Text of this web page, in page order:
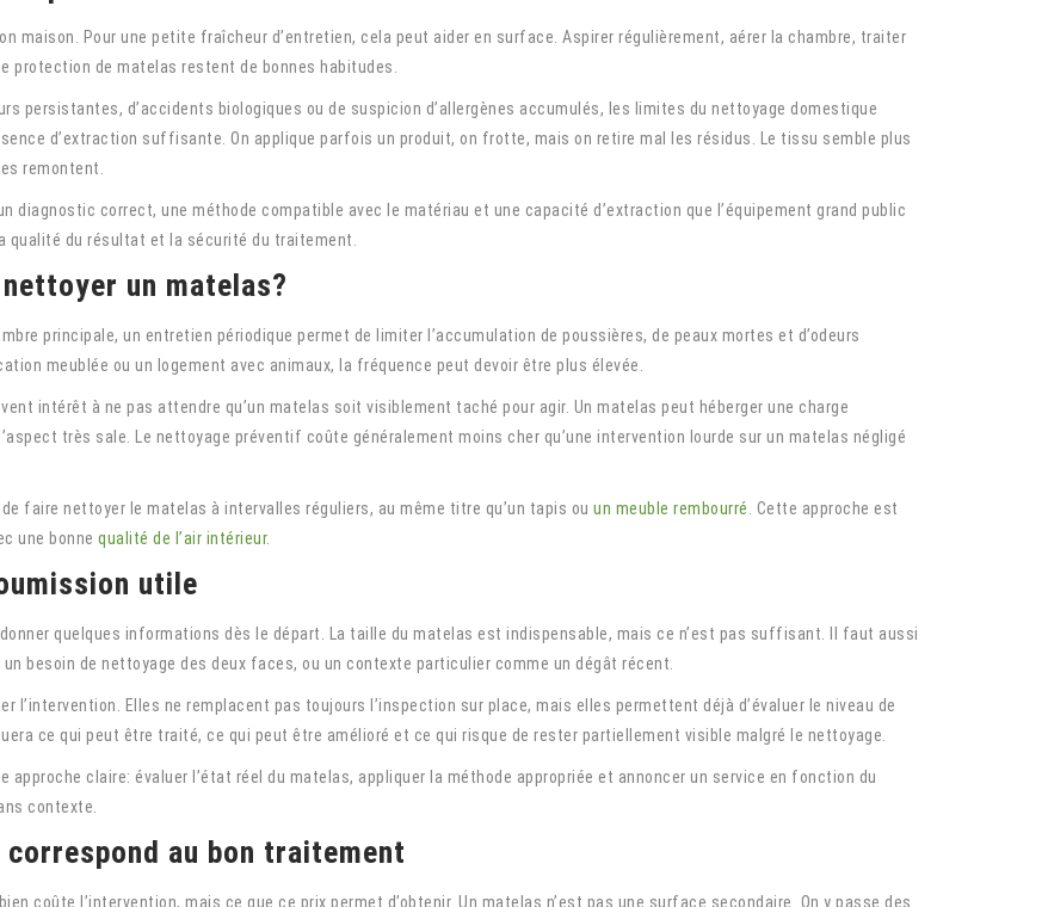
maison. Pour une petite fraîcheur d’entretien, cela peut aider en surface. Aspirer régulièrement, aérer la chambre, traiter
protection de matelas restent de bonnes habitudes.
persistantes, d’accidents biologiques ou de suspicion d’allergènes accumulés, les limites du nettoyage domestique
d’extraction suffisante. On applique parfois un produit, on frotte, mais on retire mal les résidus. Le tissu semble plus
remontent.
diagnostic correct, une méthode compatible avec le matériau et une capacité d’extraction que l’équipement grand public
qualité du résultat et la sécurité du traitement.
un matelas?
principale, un entretien périodique permet de limiter l’accumulation de poussières, de peaux mortes et d’odeurs
meublée ou un logement avec animaux, la fréquence peut devoir être plus élevée.
intérêt à ne pas attendre qu’un matelas soit visiblement taché pour agir. Un matelas peut héberger une charge
très sale. Le nettoyage préventif coûte généralement moins cher qu’une intervention lourde sur un matelas négligé
faire nettoyer le matelas à intervalles réguliers, au même titre qu’un tapis ou un meuble rembourré. Cette approche est
une bonne qualité de l’air intérieur.
utile
quelques informations dès le départ. La taille du matelas est indispensable, mais ce n’est pas suffisant. Il faut aussi
besoin de nettoyage des deux faces, ou un contexte particulier comme un dégât récent.
l’intervention. Elles ne remplacent pas toujours l’inspection sur place, mais elles permettent déjà d’évaluer le niveau de
ce qui peut être traité, ce qui peut être amélioré et ce qui risque de rester partiellement visible malgré le nettoyage.
approche claire: évaluer l’état réel du matelas, appliquer la méthode appropriée et annoncer un service en fonction du
contexte.
au bon traitement
coûte l’intervention, mais ce que ce prix permet d’obtenir. Un matelas n’est pas une surface secondaire. On y passe des